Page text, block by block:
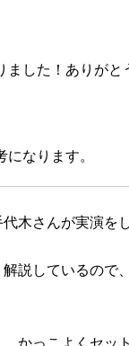
した！ありがと
なります。
木さんが実演を
説しているので